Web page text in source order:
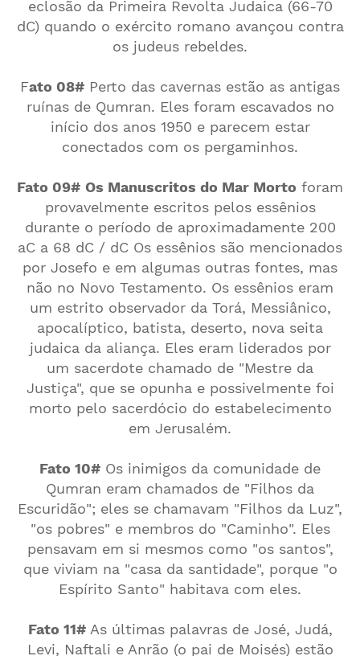
eclosão da Primeira Revolta Judaica (66-70
dC) quando o exército romano avançou contra
os judeus rebeldes.
Fato 08# Perto das cavernas estão as antigas
ruínas de Qumran. Eles foram escavados no
início dos anos 1950 e parecem estar
conectados com os pergaminhos.
Fato 09# Os Manuscritos do Mar Morto foram
provavelmente escritos pelos essênios
durante o período de aproximadamente 200
aC a 68 dC / dC Os essênios são mencionados
por Josefo e em algumas outras fontes, mas
não no Novo Testamento. Os essênios eram
um estrito observador da Torá, Messiânico,
apocalíptico, batista, deserto, nova seita
judaica da aliança. Eles eram liderados por
um sacerdote chamado de "Mestre da
Justiça", que se opunha e possivelmente foi
morto pelo sacerdócio do estabelecimento
em Jerusalém.
Fato 10# Os inimigos da comunidade de
Qumran eram chamados de "Filhos da
Escuridão"; eles se chamavam "Filhos da Luz",
"os pobres" e membros do "Caminho". Eles
pensavam em si mesmos como "os santos",
que viviam na "casa da santidade", porque "o
Espírito Santo" habitava com eles.
Fato 11#As últimas palavras de José, Judá,
Levi, Naftali e Anrão (o pai de Moisés) estão